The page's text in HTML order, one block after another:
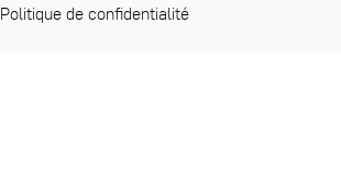
Politique de confidentialité